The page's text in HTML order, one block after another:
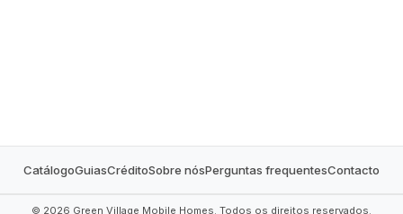
CatálogoGuiasCréditoSobre nósPerguntas frequentesContacto
© 2026 Green Village Mobile Homes. Todos os direitos reservados.